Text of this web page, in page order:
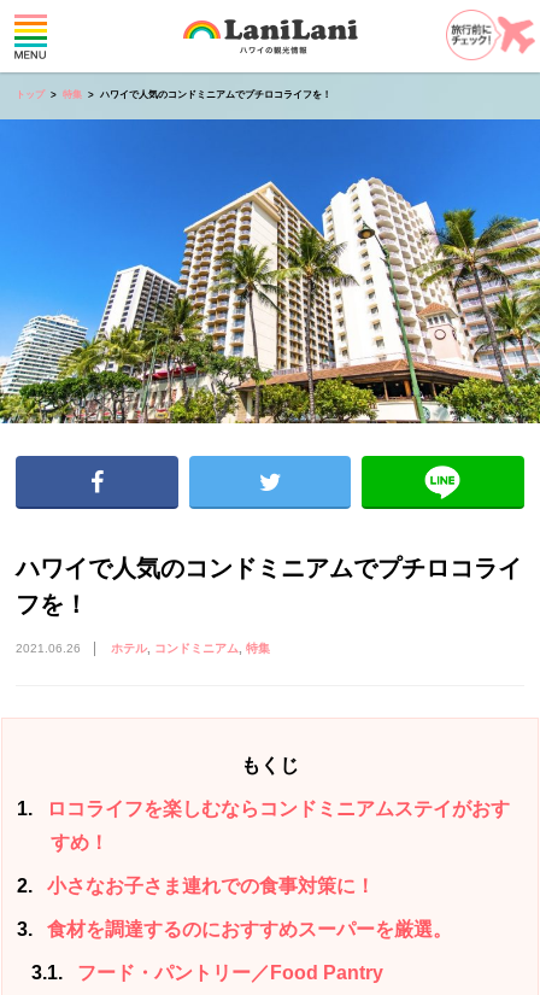
トップ 特集 ハワイで人気のコンドミニアムでプチロコライフを！
ハワイで人気のコンドミニアムでプチロコライ
フを！
2021.06.26 ホテル コンドミニアム 特集
もくじ
1
ロコライフを楽しむならコンドミニアムステイがおす
すめ！
2 小さなお子さま連れでの食事対策に！
3 食材を調達するのにおすすめスーパーを厳選。
3.1 フード・パントリー／Food Pantry